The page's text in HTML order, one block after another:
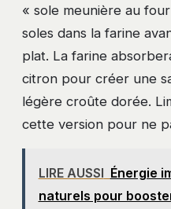
« sole meunière au
soles dans la farine
plat. La farine
citron pour créer une
légère croûte dorée.
cette version pour ne
LIRE AUSSI Énergie
naturels pour